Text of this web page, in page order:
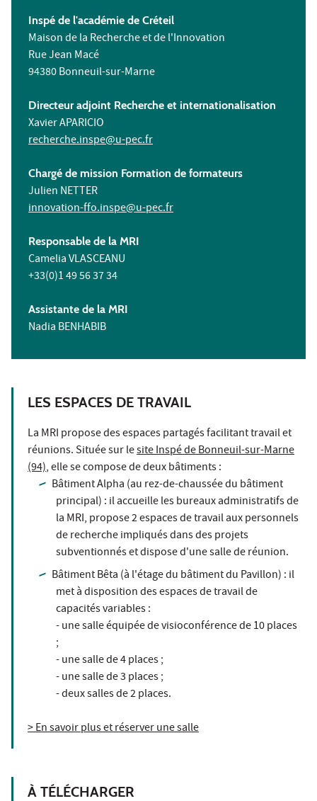
Inspé de l'académie de Créteil
Maison de la Recherche et de l'Innovation
Rue Jean Macé
94380 Bonneuil-sur-Marne
Directeur adjoint Recherche et internationalisation
Xavier APARICIO
recherche.inspe@u-pec.fr
Chargé de mission Formation de formateurs
Julien NETTER
innovation-ffo.inspe@u-pec.fr
Responsable de la MRI
Camelia VLASCEANU
+33(0)1 49 56 37 34
Assistante de la MRI
Nadia BENHABIB
LES ESPACES DE TRAVAIL
La MRI propose des espaces partagés facilitant travail et
réunions. Située sur lesite Inspé de Bonneuil-sur-Marne
(94), elle se compose de deux bâtiments :
Bâtiment Alpha (au rez-de-chaussée du bâtiment
principal) : il accueille les bureaux administratifs de
la MRI, propose 2 espaces de travail aux personnels
de recherche impliqués dans des projets
subventionnés et dispose d'une salle de réunion.
Bâtiment Bêta (à l'étage du bâtiment du Pavillon) : il
met à disposition des espaces de travail de
capacités variables :
- une salle équipée de visioconférence de 10 places
;
- une salle de 4 places ;
- une salle de 3 places ;
- deux salles de 2 places.
> En savoir plus et réserver une salle
À TÉLÉCHARGER